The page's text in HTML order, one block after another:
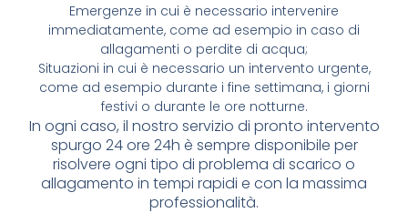
Emergenze in cui è necessario intervenire
immediatamente, come ad esempio in caso di
allagamenti o perdite di acqua;
Situazioni in cui è necessario un intervento urgente,
come ad esempio durante i fine settimana, i giorni
festivi o durante le ore notturne.
In ogni caso, il nostro servizio di pronto intervento
spurgo 24 ore 24h è sempre disponibile per
risolvere ogni tipo di problema di scarico o
allagamento in tempi rapidi e con la massima
professionalità.